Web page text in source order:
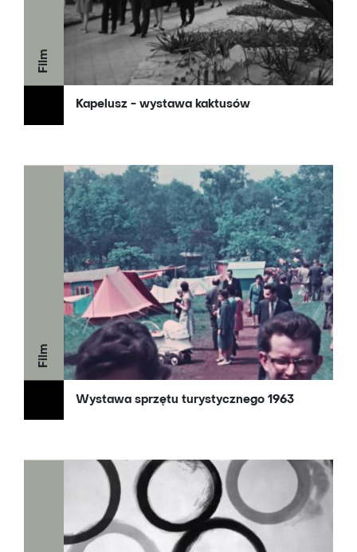
Film
Kapelusz - wystawa kaktusów
Film
Wystawa sprzętu turystycznego 1963